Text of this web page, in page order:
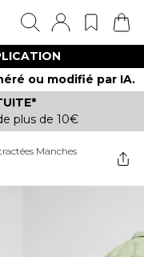
ou modifié par IA.
plus de 10€
Manches